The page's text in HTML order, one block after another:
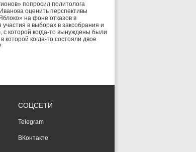
попросил политолога
оценить перспективы
на фоне отказов в
в выборах в заксобрания и
с которой когда-то вынуждены были
которой когда-то состояли двое
СОЦСЕТИ
Telegram
ВКонтакте